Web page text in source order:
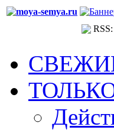
RSS: